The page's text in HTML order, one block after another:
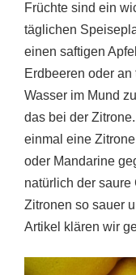
Früchte sind ein
täglichen
einen saftigen
Erdbeeren oder
Wasser im Mund
das bei der
einmal eine
oder Mandarine
natürlich der saure
Zitronen so sauer
Artikel klären wir